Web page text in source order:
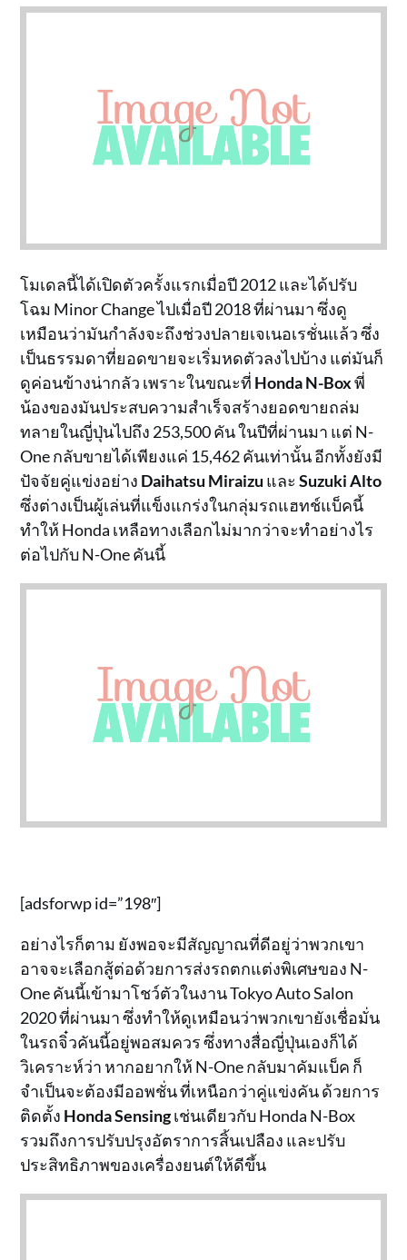
โมเดลนี้ได้เปิดตัวครั้งแรกเมื่อปี 2012 และได้ปรับ
โฉม Minor Change ไปเมื่อปี 2018 ที่ผ่านมา ซึ่งดู
เหมือนว่ามันกำลังจะถึงช่วงปลายเจเนอเรชั่นแล้ว ซึ่ง
เป็นธรรมดาที่ยอดขายจะเริ่มหดตัวลงไปบ้าง แต่มันก็
ดูค่อนข้างน่ากลัว เพราะในขณะที่ Honda N-Boxพี่
น้องของมันประสบความสำเร็จสร้างยอดขายถล่ม
ทลายในญี่ปุ่นไปถึง 253,500 คัน ในปีที่ผ่านมา แต่ N-
One กลับขายได้เพียงแค่ 15,462 คันเท่านั้น อีกทั้งยังมี
ปัจจัยคู่แข่งอย่าง Daihatsu Miraizu และSuzuki Alto
ซึ่งต่างเป็นผู้เล่นที่แข็งแกร่งในกลุ่มรถแฮทช์แบ็คนี้
ทำให้ Honda เหลือทางเลือกไม่มากว่าจะทำอย่างไร
ต่อไปกับ N-One คันนี้
[adsforwp id=”198″]
อย่างไรก็ตาม ยังพอจะมีสัญญาณที่ดีอยู่ว่าพวกเขา
อาจจะเลือกสู้ต่อด้วยการส่งรถตกแต่งพิเศษของ N-
One คันนี้เข้ามาโชว์ตัวในงาน Tokyo Auto Salon
2020 ที่ผ่านมา ซึ่งทำให้ดูเหมือนว่าพวกเขายังเชื่อมั่น
ในรถจิ๋วคันนี้อยู่พอสมควร ซึ่งทางสื่อญี่ปุ่นเองก็ได้
วิเคราะห์ว่า หากอยากให้ N-One กลับมาคัมแบ็ค ก็
จำเป็นจะต้องมีออพชั่น ที่เหนือกว่าคู่แข่งคัน ด้วยการ
ติดตั้ง Honda Sensingเช่นเดียวกับ Honda N-Box
รวมถึงการปรับปรุงอัตราการสิ้นเปลือง และปรับ
ประสิทธิภาพของเครื่องยนต์ให้ดีขึ้น